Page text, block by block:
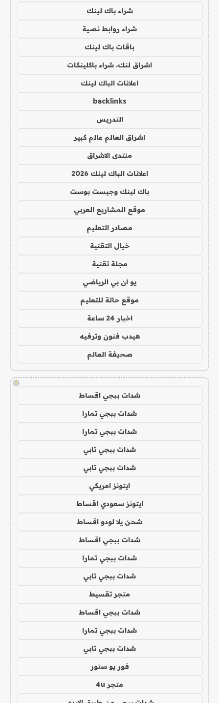
شراء باك لينك
شراء روابط نصية
باقات باك لينك
اشراق لنك، شراء باكلينكات
اعلانات الباك لينك
backlinks
التدريس
اشراق العالم عالم كبير
منتدى الاشراق
اعلانات الباك لينك 2026
باك لينك وجيست بوست
موقع المشاريع العربي
مصادر التعليم
خيال التقنية
مجلة تقنية
يو ان بي الرياضي
موقع حالة للتعليم
اخبار 24 ساعة
هيدب فنون وترفيه
صحيفة العالم
!
شدات ببجي اقساط
شدات ببجي تمارا
شدات ببجي تمارا
شدات ببجي تابي
شدات ببجي تابي
ايتونز امريكي
ايتونز سعودي اقساط
شحن يلا لودو اقساط
شدات ببجي اقساط
شدات ببجي تمارا
شدات ببجي تابي
متجر تقسيط
شدات ببجي اقساط
شدات ببجي تمارا
شدات ببجي تابي
فور يو ستور
متجر 4u